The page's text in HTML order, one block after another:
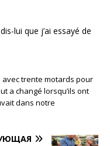
lui que j’ai essayé de
trente motards pour
a changé lorsqu’ils ont
dans notre